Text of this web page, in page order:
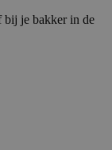
bij je bakker in de